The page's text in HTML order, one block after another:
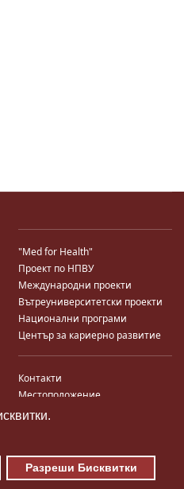
Разреши Бисквитки
"Med for Health"
Проект по НПВУ
Международни проекти
Вътреуниверситетски проекти
Национални програми
Център за кариерно развитие
Контакти
Местоположение
Карта на сайта